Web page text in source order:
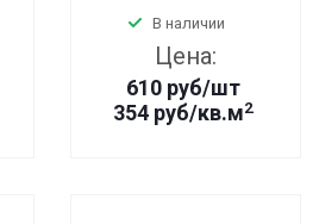
В наличии
Цена:
610 руб/шт
354 руб/кв.м2